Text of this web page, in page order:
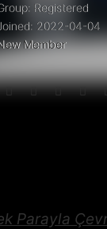
Registered
2022-04-04
Member
Parayla